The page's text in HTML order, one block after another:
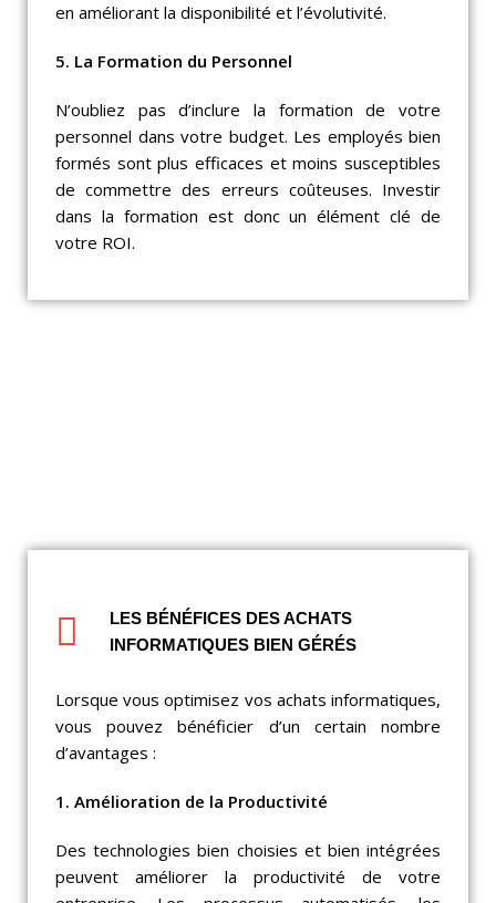
en améliorant la disponibilité et l’évolutivité.
5. La Formation du Personnel
N’oubliez pas d’inclure la formation de votre
personnel dans votre budget. Les employés bien
formés sont plus efficaces et moins susceptibles
de commettre des erreurs coûteuses. Investir
dans la formation est donc un élément clé de
votre ROI.
LES BÉNÉFICES DES ACHATS
INFORMATIQUES BIEN GÉRÉS
Lorsque vous optimisez vos achats informatiques,
vous pouvez bénéficier d’un certain nombre
d’avantages :
1. Amélioration de la Productivité
Des technologies bien choisies et bien intégrées
peuvent améliorer la productivité de votre